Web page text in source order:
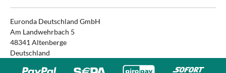
Euronda Deutschland GmbH
Am Landwehrbach 5
48341 Altenberge
Deutschland